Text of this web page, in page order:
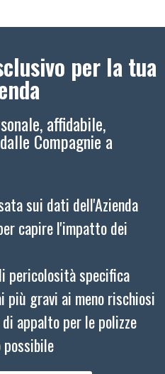
per la tua
affidabile,
Compagnie a
sui dati dell'Azienda
capire l'impatto dei
pericolosità specifica
più gravi ai meno rischiosi
appalto per le polizze